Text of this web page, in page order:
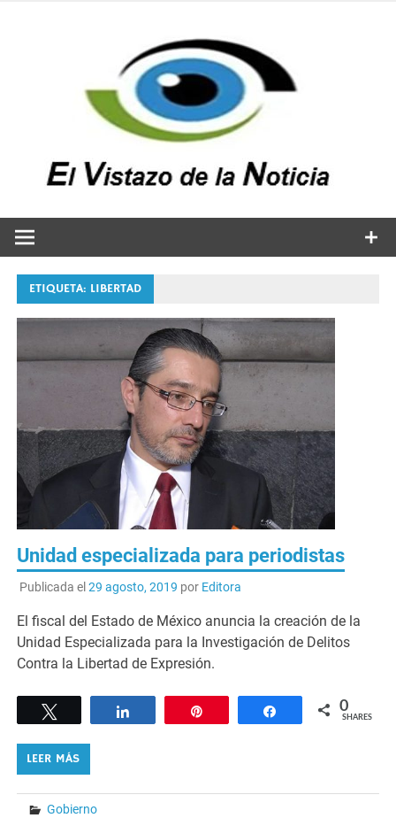
ETIQUETA: LIBERTAD
Unidad especializada para periodistas
Publicada el 29 agosto, 2019 por Editora
El fiscal del Estado de México anuncia la creación de la
Unidad Especializada para la Investigación de Delitos
Contra la Libertad de Expresión.
Share 0
SHARES
LEER MÁS
Gobierno